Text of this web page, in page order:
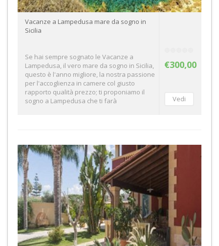
€300,00
Vacanze a Lampedusa mare da sogno in
Sicilia
Se hai sempre sognato le Vacanze a
Lampedusa, il vero mare da sogno in Sicilia,
questo è l'anno migliore, la nostra passione
per l'accoglienza in camere col giusto
rapporto qualità prezzo; ti proponiamo il
sogno a Lampedusa che ti farà